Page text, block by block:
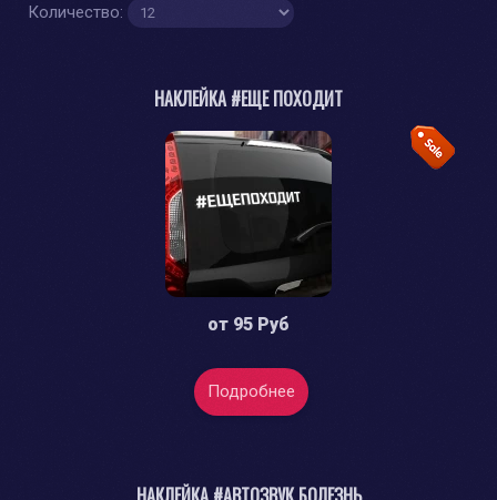
Количество:
НАКЛЕЙКА #ЕЩЕ ПОХОДИТ
от 95 Руб
Подробнее